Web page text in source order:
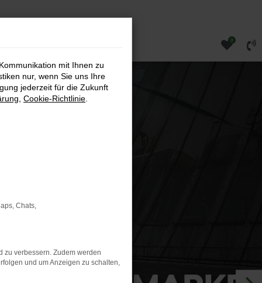
0
mit Ihnen zu
nur, wenn Sie uns Ihre
jederzeit für die Zukunft
Cookie-Richtlinie
Chats,
zu verbessern. Zudem werden
und um Anzeigen zu schalten,